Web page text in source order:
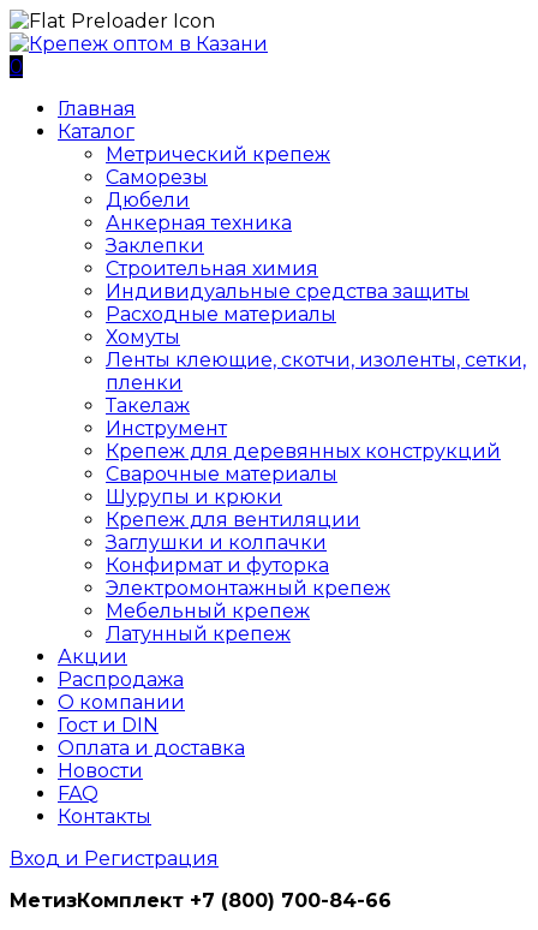
0
Главная
Каталог
Метрический крепеж
Саморезы
Дюбели
Анкерная техника
Заклепки
Строительная химия
Индивидуальные средства защиты
Расходные материалы
Хомуты
Ленты клеющие, скотчи, изоленты, сетки,
пленки
Такелаж
Инструмент
Крепеж для деревянных конструкций
Сварочные материалы
Шурупы и крюки
Крепеж для вентиляции
Заглушки и колпачки
Конфирмат и футорка
Электромонтажный крепеж
Мебельный крепеж
Латунный крепеж
Акции
Распродажа
О компании
Гост и DIN
Оплата и доставка
Новости
FAQ
Контакты
Вход и Регистрация
МетизКомплект +7 (800) 700-84-66